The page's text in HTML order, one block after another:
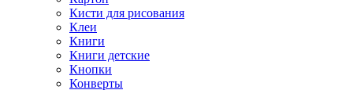
Кисти для рисования
Клеи
Книги
Книги детские
Кнопки
Конверты